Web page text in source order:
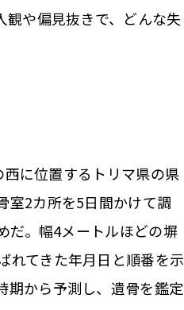
や偏見抜きで、どんな失
に位置するトリマ県の県
室2カ所を5日間かけて調
だ。幅4メートルほどの塀
れてきた年月日と順番を示
期から予測し、遺骨を鑑定